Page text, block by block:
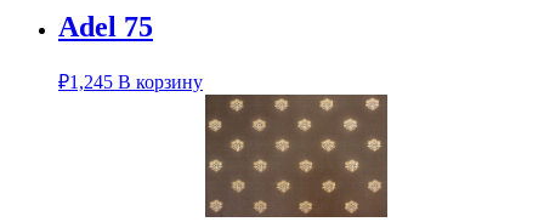
Adel 75
₽1,245 В корзину